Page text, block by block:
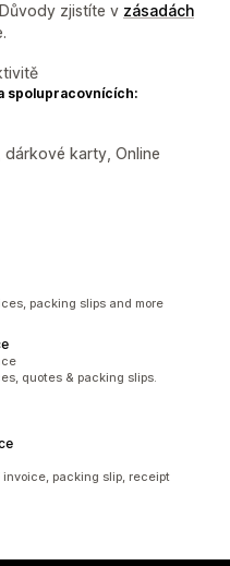
zjistíte v zásadách
spolupracovnících:
karty, Online
packing slips and more
quotes & packing slips.
invoice, packing slip, receipt